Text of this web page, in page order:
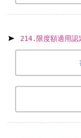
214.限度額適用認